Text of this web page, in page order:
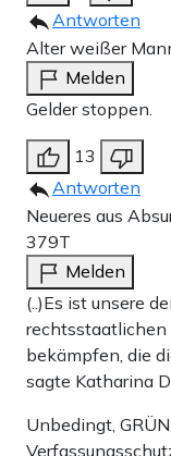
Antworten
Alter weißer
Melden
Gelder stoppen.
13
Antworten
Neueres aus
379T
Melden
(..)Es ist unsere
rechtsstaatlichen
bekämpfen, die
sagte Katharina
Unbedingt,